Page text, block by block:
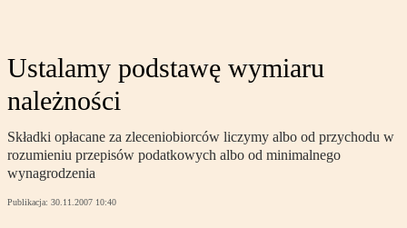
Ustalamy podstawę wymiaru
należności
Składki opłacane za zleceniobiorców liczymy albo od przychodu w
rozumieniu przepisów podatkowych albo od minimalnego
wynagrodzenia
Publikacja: 30.11.2007 10:40